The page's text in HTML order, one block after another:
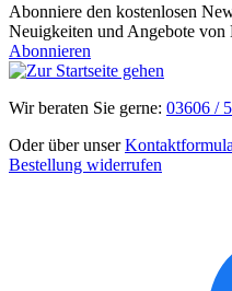
Abonniere den kostenlosen
Neuigkeiten und Angebote von
Abonnieren
Wir beraten Sie gerne: 03606 /
Oder über unser
Bestellung widerrufen